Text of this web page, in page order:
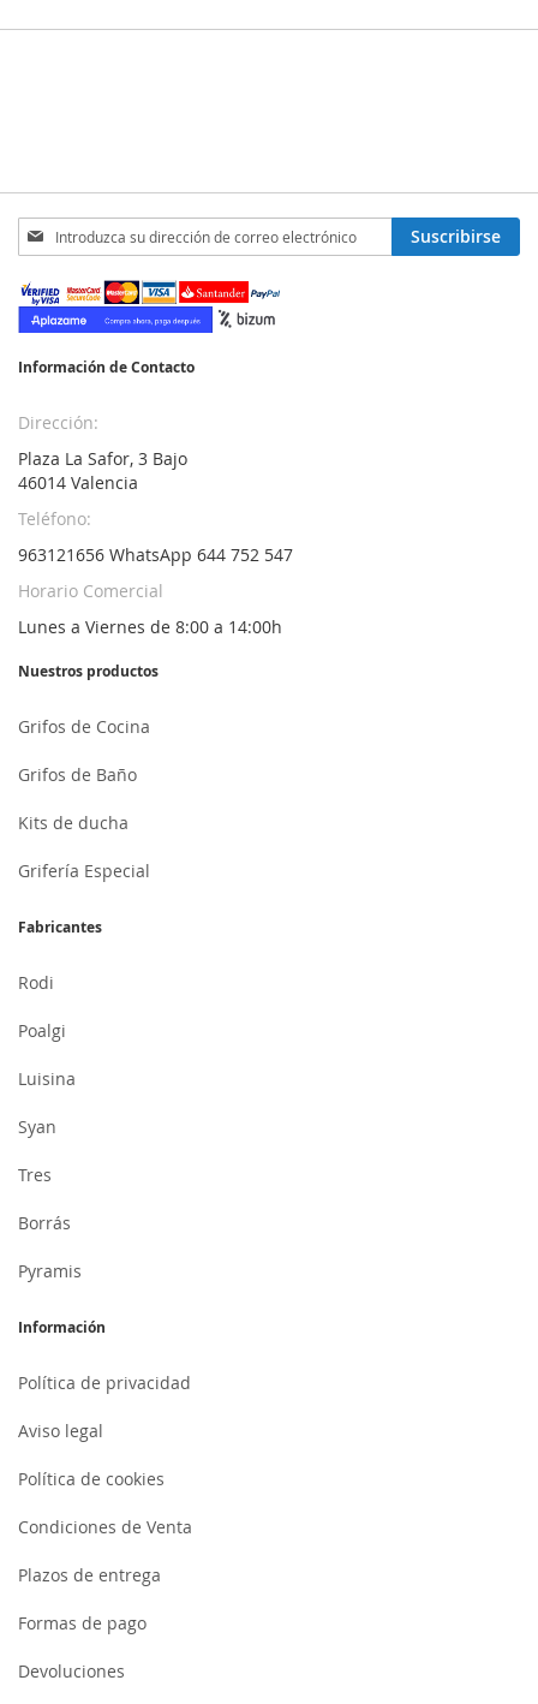
Inscríbase
a
nuestro
boletín
de
Suscribirse
Información de Contacto
Dirección:
Plaza La Safor, 3 Bajo
46014 Valencia
Teléfono:
963121656 WhatsApp 644 752 547
Horario Comercial
Lunes a Viernes de 8:00 a 14:00h
Nuestros productos
Grifos de Cocina
Grifos de Baño
Kits de ducha
Grifería Especial
Fabricantes
Rodi
Poalgi
Luisina
Syan
Tres
Borrás
Pyramis
Información
Política de privacidad
Aviso legal
Política de cookies
Condiciones de Venta
Plazos de entrega
Formas de pago
Devoluciones